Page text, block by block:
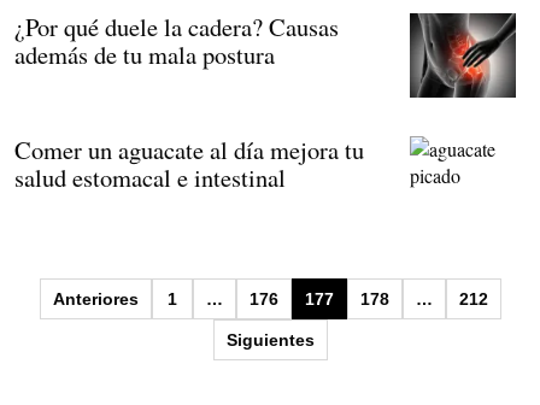
¿Por qué duele la cadera? Causas
además de tu mala postura
Comer un aguacate al día mejora tu
salud estomacal e intestinal
Paginación
Anteriores 1 … 176 177 178 … 212
Siguientes